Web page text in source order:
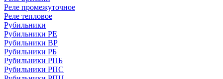
Реле промежуточное
Реле тепловое
Рубильники
Рубильники РЕ
Рубильники ВР
Рубильники РБ
Рубильники РПБ
Рубильники РПС